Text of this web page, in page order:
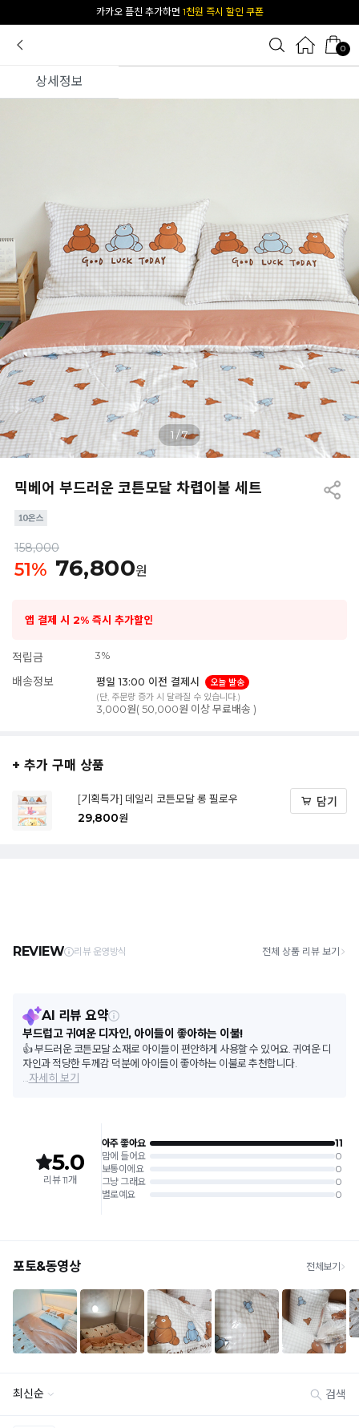
[공식몰 단독] 앱 다운받고2% 결제 할인 받기
0
상세정보
1 /7
믹베어 부드러운 코튼모달 차렵이불 세트
158,000
51% 76,800원
앱 결제 시 2% 즉시 추가할인
적립금 3%
배송정보 평일 13:00 이전 결제시
오늘 발송
(단, 주문량 증가 시 달라질 수 있습니다.)
3,000원( 50,000원 이상 무료배송 )
+ 추가 구매 상품
[기획특가] 데일리 코튼모달 롱 필로우
29,800원
담기